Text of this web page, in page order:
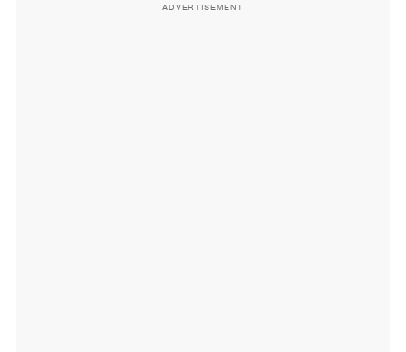
ADVERTISEMENT